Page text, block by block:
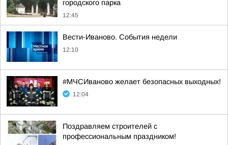
городского парка
12:45
Вести-Иваново. События недели
12:10
#МЧСИваново желает безопасных выходных!
12:04
Поздравляем строителей с
профессиональным праздником!